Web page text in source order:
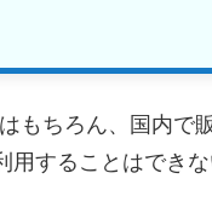
もちろん、国内で
することはできな